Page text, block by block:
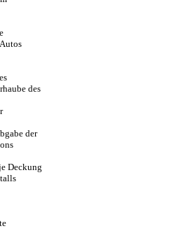
des
der
Deckung